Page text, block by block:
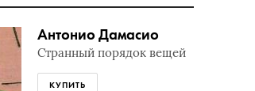
Антонио Дамасио
Странный порядок вещей
КУПИТЬ